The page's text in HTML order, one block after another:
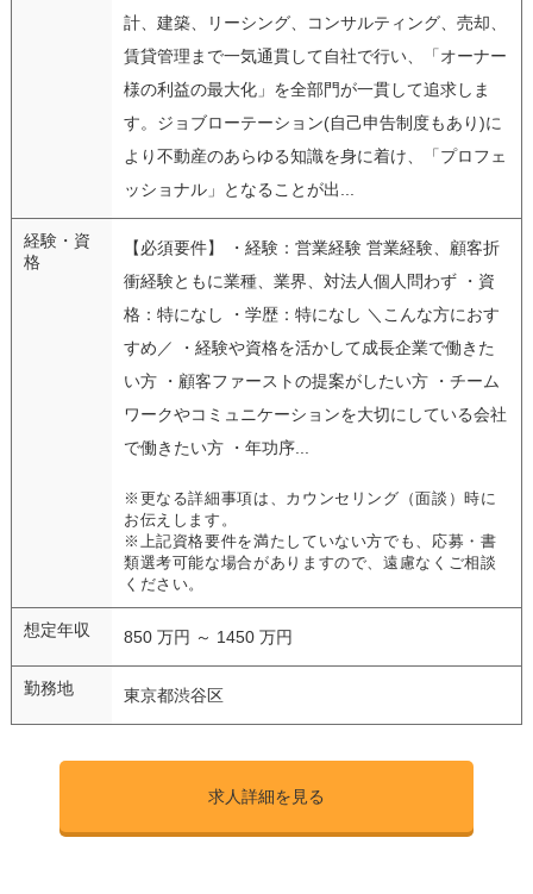
計、建築、リーシング、コンサルティング、売却、
賃貸管理まで一気通貫して自社で行い、「オーナー
様の利益の最大化」を全部門が一貫して追求しま
す。ジョブローテーション(自己申告制度もあり)に
より不動産のあらゆる知識を身に着け、「プロフェ
ッショナル」となることが出...
経験・資
格
【必須要件】 ・経験：営業経験 営業経験、顧客折
衝経験ともに業種、業界、対法人個人問わず ・資
格：特になし ・学歴：特になし ＼こんな方におす
すめ／ ・経験や資格を活かして成長企業で働きた
い方 ・顧客ファーストの提案がしたい方 ・チーム
ワークやコミュニケーションを大切にしている会社
で働きたい方 ・年功序...
※更なる詳細事項は、カウンセリング（面談）時に
お伝えします。
※上記資格要件を満たしていない方でも、応募・書
類選考可能な場合がありますので、遠慮なくご相談
ください。
想定年収 850 万円 ～ 1450 万円
勤務地 東京都渋谷区
求人詳細を見る